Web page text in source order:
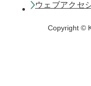
ウェブアクセ
Copyright ©